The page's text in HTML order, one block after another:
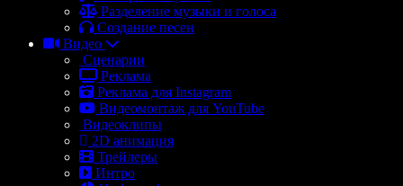
Разделение музыки и голоса
Создание песен
Видео
Сценарии
Реклама
Реклама для Instagram
Видеомонтаж для YouTube
Видеоклипы
2D анимация
Трейлеры
Интро